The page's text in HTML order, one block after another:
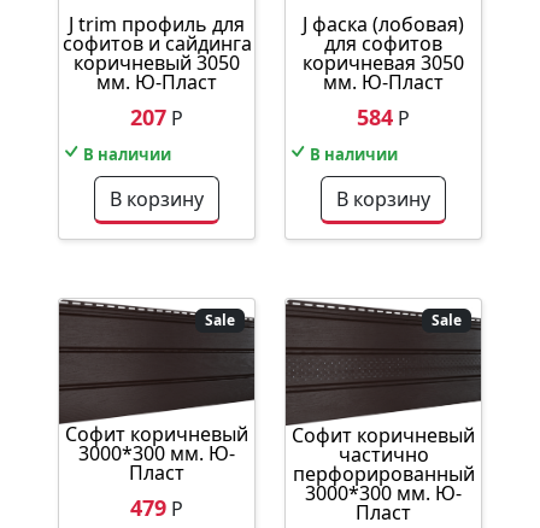
J trim профиль для
софитов и сайдинга
коричневый 3050
мм. Ю-Пласт
207 Р
В наличии
В корзину
J фаска (лобовая)
для софитов
коричневая 3050
мм. Ю-Пласт
584 Р
В наличии
В корзину
Sale
Софит коричневый
3000*300 мм. Ю-
Пласт
479 Р
Sale
Софит коричневый
частично
перфорированный
3000*300 мм. Ю-
Пласт